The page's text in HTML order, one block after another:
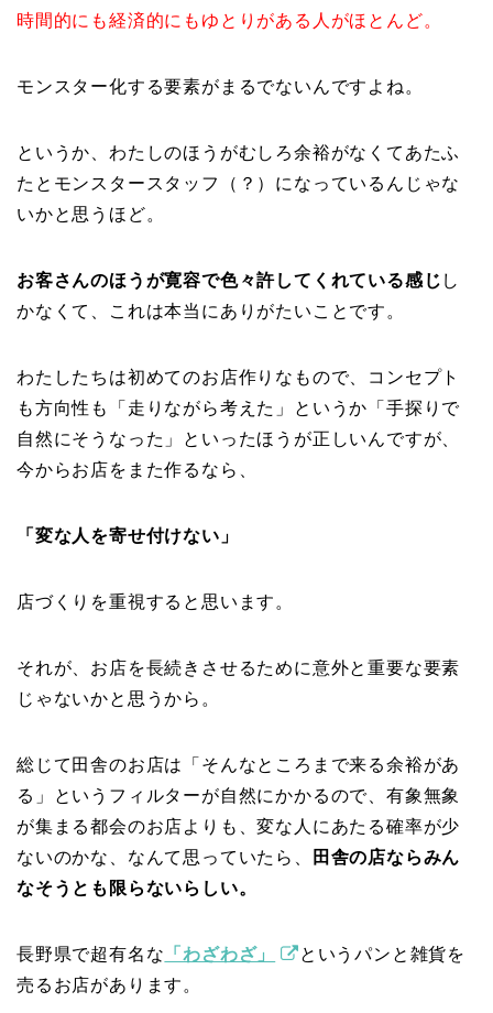
時間的にも経済的にもゆとりがある人がほとんど。
モンスター化する要素がまるでないんですよね。
というか、わたしのほうがむしろ余裕がなくてあたふ
たとモンスタースタッフ（？）になっているんじゃな
いかと思うほど。
お客さんのほうが寛容で色々許してくれている感じ し
かなくて、これは本当にありがたいことです。
わたしたちは初めてのお店作りなもので、コンセプト
も方向性も「走りながら考えた」というか「手探りで
自然にそうなった」といったほうが正しいんですが、
今からお店をまた作るなら、
「変な人を寄せ付けない」
店づくりを重視すると思います。
それが、お店を長続きさせるために意外と重要な要素
じゃないかと思うから。
総じて田舎のお店は「そんなところまで来る余裕があ
る」というフィルターが自然にかかるので、有象無象
が集まる都会のお店よりも、変な人にあたる確率が少
ないのかな、なんて思っていたら、
田舎の店ならみん
なそうとも限らないらしい。
長野県で超有名な 「わざわざ」
というパンと雑貨を
売るお店があります。